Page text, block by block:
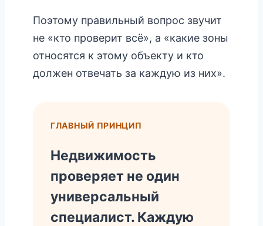
Поэтому правильный вопрос звучит
не «кто проверит всё», а «какие зоны
относятся к этому объекту и кто
должен отвечать за каждую из них».
ГЛАВНЫЙ ПРИНЦИП
Недвижимость
проверяет не один
универсальный
специалист. Каждую